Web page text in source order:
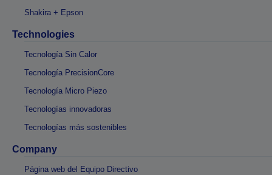
Shakira + Epson
Technologies
Tecnología Sin Calor
Tecnología PrecisionCore
Tecnología Micro Piezo
Tecnologías innovadoras
Tecnologías más sostenibles
Company
Página web del Equipo Directivo